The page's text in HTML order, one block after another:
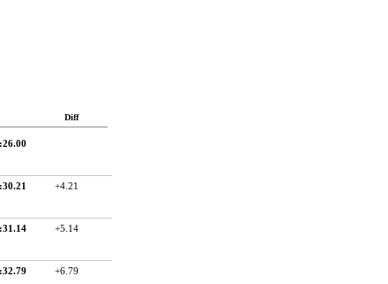
Diff
+4.21
+5.14
+6.79